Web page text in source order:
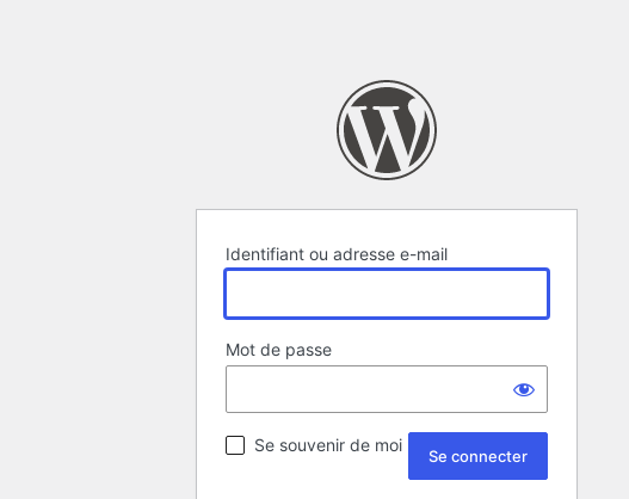
Identifiant ou adresse e-mail
Mot de passe
Se souvenir de moi